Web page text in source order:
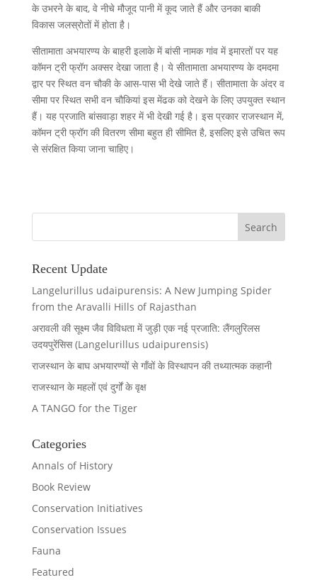
के उभरने के बाद, वे नीचे मौजूद पानी में कूद जाते हैं और उनका बाकी
विकास जलस्रोतों में होता है।
सीतामाता अभयारण्य के बाहरी इलाके में बांसी नामक गांव में इमारतों पर यह
कॉमन ट्री फ्रॉग अक्सर देखा जाता है। ये सीतामाता अभयारण्य के दमदमा
द्वार पर स्थित वन चौकी के आस-पास भी देखे जाते हैं। सीतामाता के अंदर व
सीमा पर स्थित सभी वन चौकियां इस मेंढक को देखने के लिए उपयुक्त स्थान
हैं। यह प्रजाति बांसवाड़ा शहर में भी देखी गई है। इस प्रकार राजस्थान में,
कॉमन ट्री फ्रॉग की वितरण सीमा बहुत ही सीमित है, इसलिए इसे उचित रूप
से संरक्षित किया जाना चाहिए।
Recent Update
Langelurillus udaipurensis: A New Jumping Spider
from the Aravalli Hills of Rajasthan
अरावली की सूक्ष्म जैव विविधता में जुड़ी एक नई प्रजाति: लैंगलुरिलस
उदयपुरेंसिस (Langelurillus udaipurensis)
राजस्थान के बाघ अभयारण्यों से गाँवों के विस्थापन की तथ्यात्मक कहानी
राजस्थान के महलों एवं दुर्गों के वृक्ष
A TANGO for the Tiger
Categories
Annals of History
Book Review
Conservation Initiatives
Conservation Issues
Fauna
Featured